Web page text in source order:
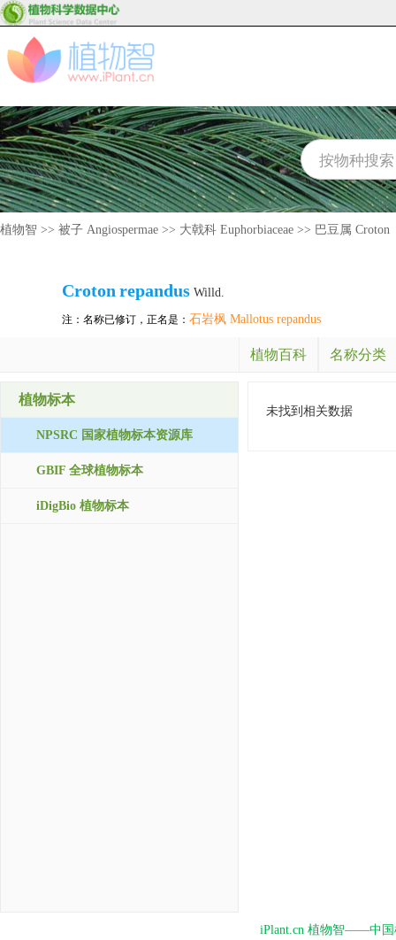
植物智 >> 被子 Angiospermae >> 大戟科 Euphorbiaceae >> 巴豆属 Croton
Croton repandus Willd.
注：名称已修订，正名是： 石岩枫 Mallotus repandus
植物百科 名称分类
植物标本
NPSRC 国家植物标本资源库
GBIF 全球植物标本
iDigBio 植物标本
未找到相关数据
iPlant.cn 植物智——中国